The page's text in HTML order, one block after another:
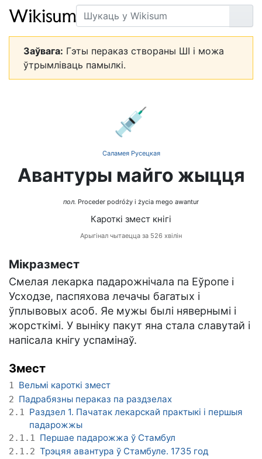
Пошук
Заўвага: Гэты пераказ створаны ШІ і можа
ўтрымліваць памылкі.
💉
Саламея Русецкая
Авантуры майго жыцця
пол. Proceder podróży i życia mego awantur
Кароткі змест кнігі
Арыгінал чытаецца за 526 хвілін
Мікразмест
Смелая лекарка падарожнічала па Еўропе і
Усходзе, паспяхова лечачы багатых і
ўплывовых асоб. Яе мужы былі нявернымі і
жорсткімі. У выніку пакут яна стала славутай і
напісала кнігу успамінаў.
Змест
1 Вельмі кароткі змест
2 Падрабязны пераказ па раздзелах
2.1
Раздзел 1. Пачатак лекарскай практыкі і першыя
падарожжы
2.1.1 Першае падарожжа ў Стамбул
2.1.2 Трэцяя авантура ў Стамбуле. 1735 год